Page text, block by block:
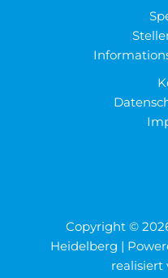
Copyright ©
Heidelberg |
realisiert